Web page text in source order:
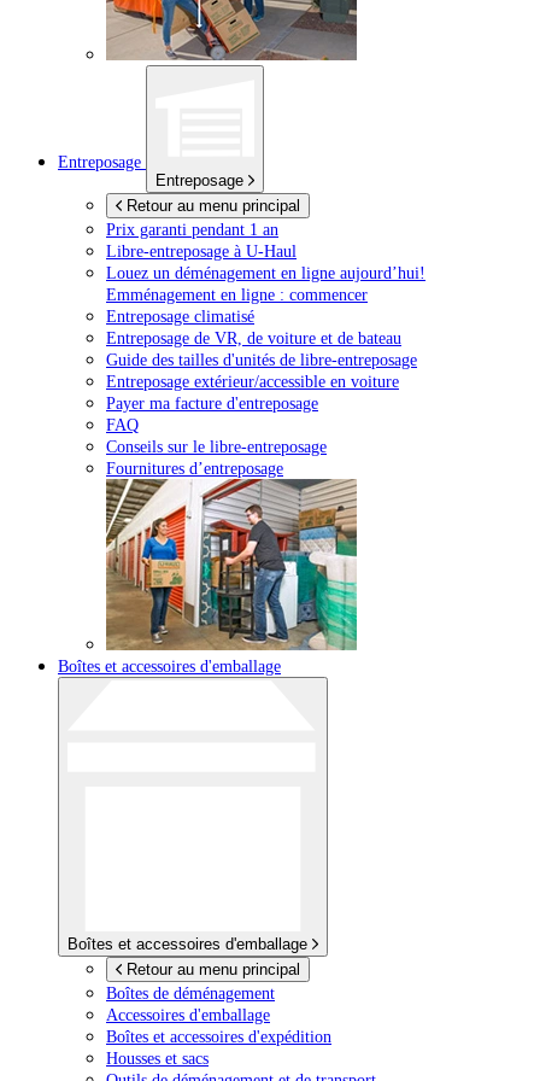
Entreposage
Entreposage
Retour au menu principal
Prix garanti pendant 1 an
Libre-entreposage à U-Haul
Louez un déménagement en ligne aujourd’hui!
Emménagement en ligne : commencer
Entreposage climatisé
Entreposage de VR, de voiture et de bateau
Guide des tailles d'unités de libre-entreposage
Entreposage extérieur/accessible en voiture
Payer ma facture d'entreposage
FAQ
Conseils sur le libre-entreposage
Fournitures d’entreposage
Boîtes et accessoires d'emballage
Boîtes et accessoires d'emballage
Retour au menu principal
Boîtes de déménagement
Accessoires d'emballage
Boîtes et accessoires d'expédition
Housses et sacs